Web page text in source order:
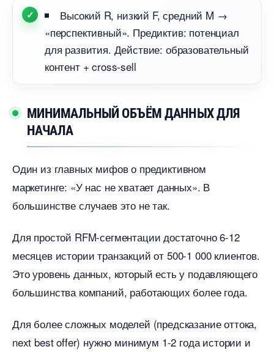
ысокий R, низкий F, средний M →
«перспективный». Предиктив: потенциал
для развития. Действие: образовательный
контент + cross-sell
МИНИМАЛЬНЫЙ ОБЪЁМ ДАННЫХ ДЛЯ
НАЧАЛА
Один из главных мифов о предиктивном
маркетинге: «У нас не хватает данных».
ольшинстве случаев это не так.
Для простой RFM-сегментации достаточно 6-12
месяцев истории транзакций от 500-1 000 клиентов.
Это уровень данных, который есть у подавляющего
ольшинства компаний, работающих более года.
Для более сложных моделей (предсказание оттока,
next best offer) нужно минимум 1-2 года истории и